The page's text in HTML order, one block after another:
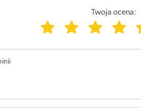
Twoja ocena: